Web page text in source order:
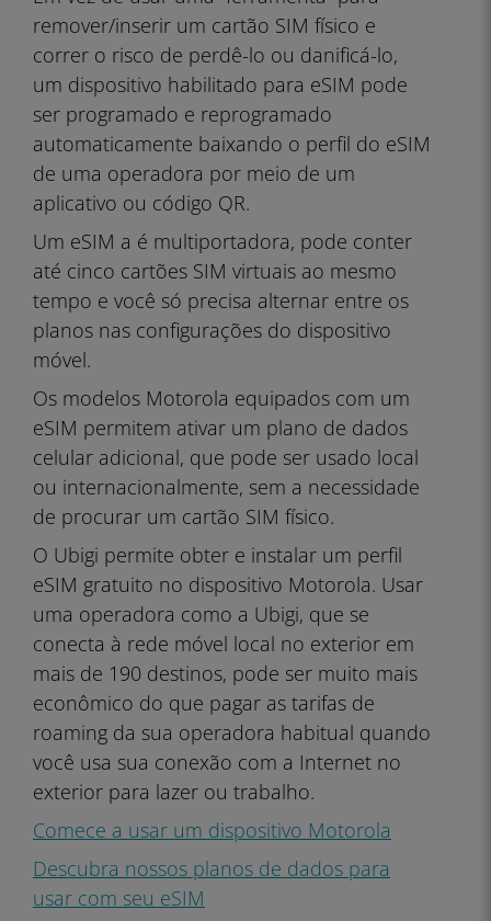
remover/inserir um cartão SIM físico e
correr o risco de perdê-lo ou danificá-lo,
um dispositivo habilitado para eSIM pode
ser programado e reprogramado
automaticamente baixando o perfil do eSIM
de uma operadora por meio de um
aplicativo ou código QR.
Um eSIM a é multiportadora, pode conter
até cinco cartões SIM virtuais ao mesmo
tempo e você só precisa alternar entre os
planos nas configurações do dispositivo
móvel.
Os modelos Motorola equipados com um
eSIM permitem ativar um plano de dados
celular adicional, que pode ser usado local
ou internacionalmente, sem a necessidade
de procurar um cartão SIM físico.
O Ubigi permite obter e instalar um perfil
eSIM gratuito no dispositivo Motorola. Usar
uma operadora como a Ubigi, que se
conecta à rede móvel local no exterior em
mais de 190 destinos, pode ser muito mais
econômico do que pagar as tarifas de
roaming da sua operadora habitual quando
você usa sua conexão com a Internet no
exterior para lazer ou trabalho.
Comece a usar um dispositivo Motorola
Descubra nossos planos de dados para
usar com seu eSIM